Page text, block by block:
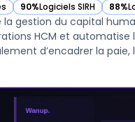
90%Logiciels SIRH
— voir Namely dans cette
88%
—
gestion du capital
HCM et